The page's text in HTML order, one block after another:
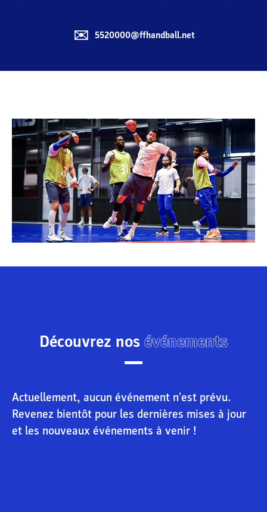
✉️ 5520000@ffhandball.net
Découvrez nos événements
Actuellement, aucun événement n'est prévu.
Revenez bientôt pour les dernières mises à jour
et les nouveaux événements à venir !